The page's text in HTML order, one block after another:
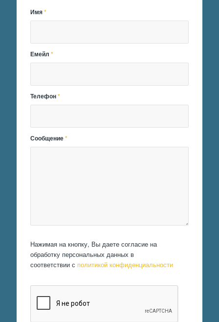
Имя*
Емейл*
Телефон*
Сообщение*
Нажимая на кнопку, Вы даете согласие на
обработку персональных данных в
соответствии с политикой конфиденциальности